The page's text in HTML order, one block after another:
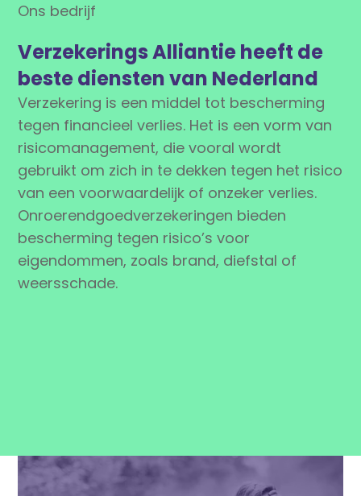
Ons bedrijf
Verzekerings Alliantie heeft de
beste diensten van Nederland
Verzekering is een middel tot bescherming
tegen financieel verlies. Het is een vorm van
risicomanagement, die vooral wordt
gebruikt om zich in te dekken tegen het risico
van een voorwaardelijk of onzeker verlies.
Onroerendgoedverzekeringen bieden
bescherming tegen risico’s voor
eigendommen, zoals brand, diefstal of
weersschade.